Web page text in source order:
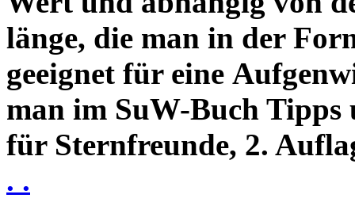
länge, die man in der
geeignet für eine
man im SuW-Buch Tipps
für Sternfreunde, 2.
. .